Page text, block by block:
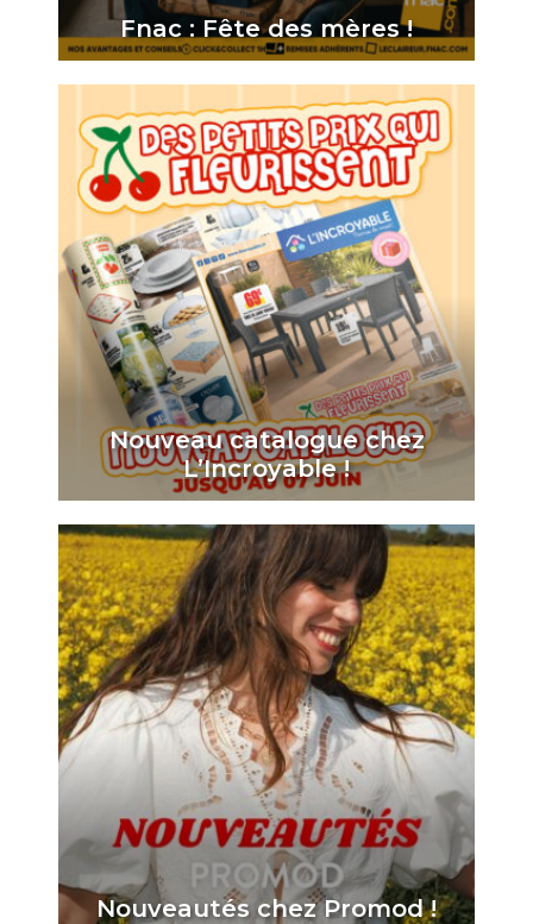
Fnac : Fête des mères !
Nouveau catalogue chez
L’Incroyable !
Nouveautés chez Promod !